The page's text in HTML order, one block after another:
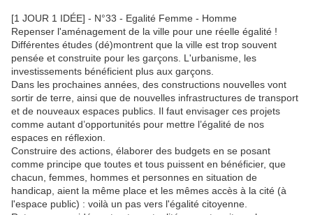
[1 JOUR 1 IDÉE] - N°33 - Egalité Femme - Homme
Repenser l'aménagement de la ville pour une réelle égalité !
Différentes études (dé)montrent que la ville est trop souvent
pensée et construite pour les garçons. L'urbanisme, les
investissements bénéficient plus aux garçons.
Dans les prochaines années, des constructions nouvelles vont
sortir de terre, ainsi que de nouvelles infrastructures de transport
et de nouveaux espaces publics. Il faut envisager ces projets
comme autant d’opportunités pour mettre l’égalité de nos
espaces en réflexion.
Construire des actions, élaborer des budgets en se posant
comme principe que toutes et tous puissent en bénéficier, que
chacun, femmes, hommes et personnes en situation de
handicap, aient la même place et les mêmes accès à la cité (à
l'espace public) : voilà un pas vers l'égalité citoyenne.